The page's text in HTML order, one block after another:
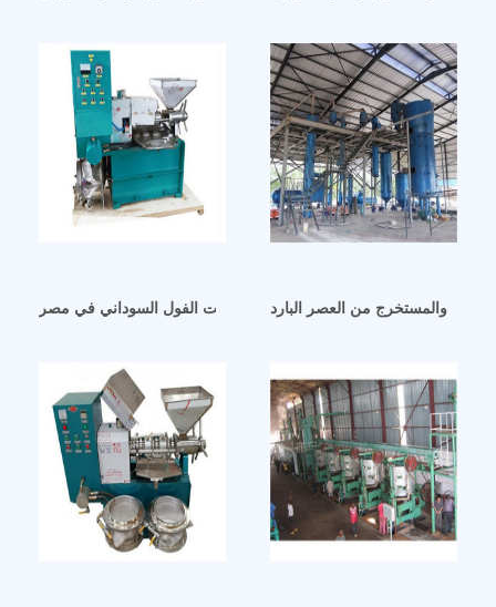
افضل سعر ماكينة معالجة زيت الفول السوداني في مصر
والمستخرج من العصر البارد